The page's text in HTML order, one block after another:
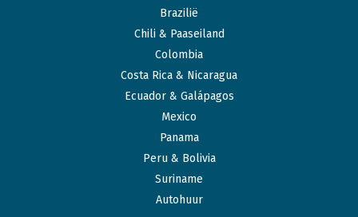
Brazilië
Chili & Paaseiland
Colombia
Costa Rica & Nicaragua
Ecuador & Galápagos
Mexico
Panama
Peru & Bolivia
Suriname
Autohuur